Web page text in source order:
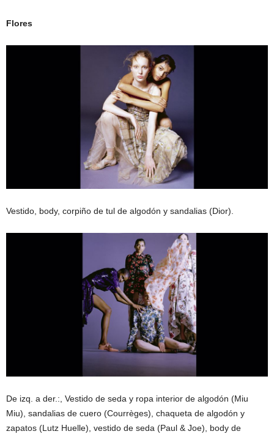
Flores
Vestido, body, corpiño de tul de algodón y sandalias (Dior).
De izq. a der.:, Vestido de seda y ropa interior de algodón (Miu
Miu), sandalias de cuero (Courrèges), chaqueta de algodón y
zapatos (Lutz Huelle), vestido de seda (Paul & Joe), body de